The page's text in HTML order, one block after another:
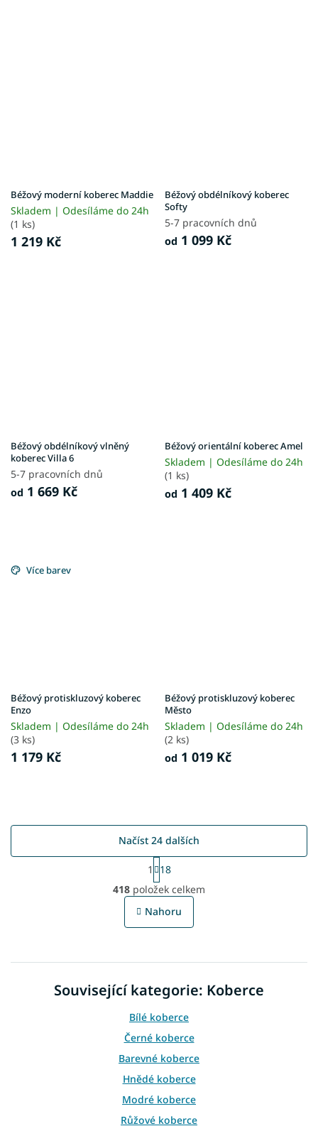
Béžový moderní koberec Maddie
Skladem | Odesíláme do 24h
(1 ks)
1 219 Kč
Béžový obdélníkový koberec
Softy
5-7 pracovních dnů
od 1 099 Kč
Béžový obdélníkový vlněný
koberec Villa 6
5-7 pracovních dnů
od 1 669 Kč
Béžový orientální koberec Amel
Skladem | Odesíláme do 24h
(1 ks)
od 1 409 Kč
Více barev
Béžový protiskluzový koberec
Enzo
Skladem | Odesíláme do 24h
(3 ks)
1 179 Kč
Béžový protiskluzový koberec
Město
Skladem | Odesíláme do 24h
(2 ks)
od 1 019 Kč
O
v
l
c
p
r
v
y
v
p
i
Načíst 24 dalších
S
t
r
á
n
á
1
18
418 položek celkem
Nahoru
Související kategorie: Koberce
Bílé koberce
Černé koberce
Barevné koberce
Hnědé koberce
Modré koberce
Růžové koberce